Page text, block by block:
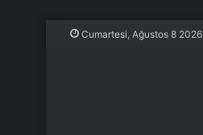
Cumartesi, Ağustos 8 2026